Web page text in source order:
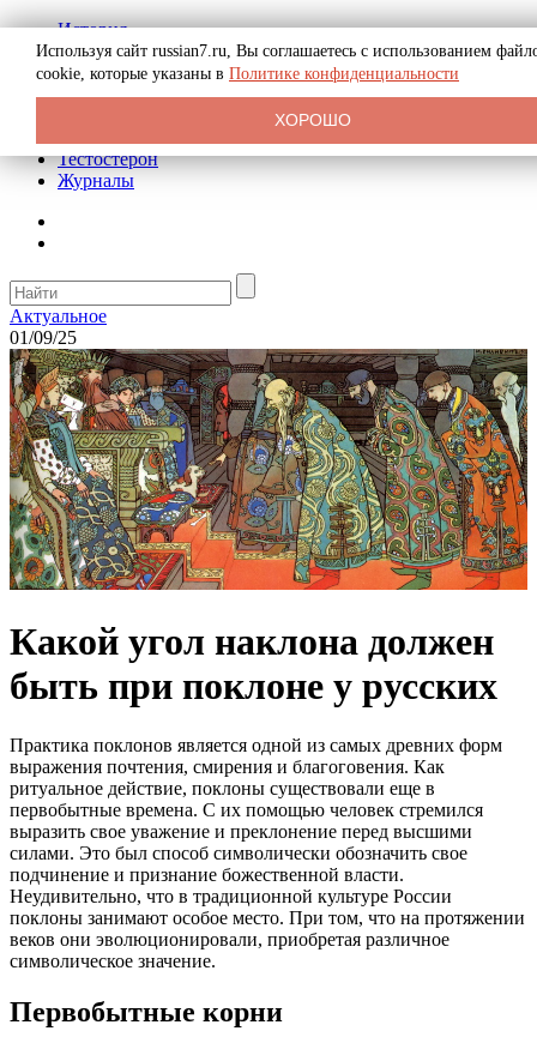
История
Биография
Криминал
Реклама на сайте
Тестостерон
Журналы
Актуальное
01/09/25
Какой угол наклона должен
быть при поклоне у русских
Практика поклонов является одной из самых древних форм
выражения почтения, смирения и благоговения. Как
ритуальное действие, поклоны существовали еще в
первобытные времена. С их помощью человек стремился
выразить свое уважение и преклонение перед высшими
силами. Это был способ символически обозначить свое
подчинение и признание божественной власти.
Неудивительно, что в традиционной культуре России
поклоны занимают особое место. При том, что на протяжении
веков они эволюционировали, приобретая различное
символическое значение.
Первобытные корни
Используя сайт russian7.ru, Вы соглашаетесь с использованием
cookie, которые указаны в Политике конфиденциальности
ХОРОШО